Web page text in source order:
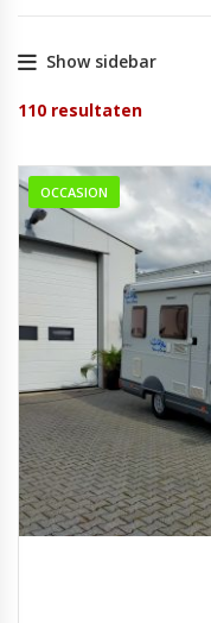
Show sidebar
110 resultaten
OCCASION